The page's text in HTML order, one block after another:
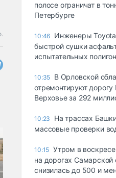
полосе ограничат в
Петербурге
10:46 Инженеры
быстрой сушки
испытательных
10:35 В Орловской
отремонтируют дорогу
Верховье за 292
10:23
На трассах
массовые проверки
10:15 Утром в
на дорогах Самарской
снизилась до 500 и